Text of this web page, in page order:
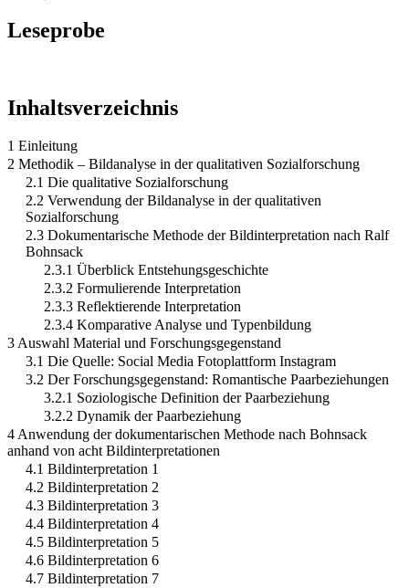
Leseprobe
Inhaltsverzeichnis
1 Einleitung
2 Methodik – Bildanalyse in der qualitativen Sozialforschung
2.1 Die qualitative Sozialforschung
2.2 Verwendung der Bildanalyse in der qualitativen
Sozialforschung
2.3 Dokumentarische Methode der Bildinterpretation nach Ralf
Bohnsack
2.3.1 Überblick Entstehungsgeschichte
2.3.2 Formulierende Interpretation
2.3.3 Reflektierende Interpretation
2.3.4 Komparative Analyse und Typenbildung
3 Auswahl Material und Forschungsgegenstand
3.1 Die Quelle: Social Media Fotoplattform Instagram
3.2 Der Forschungsgegenstand: Romantische Paarbeziehungen
3.2.1 Soziologische Definition der Paarbeziehung
3.2.2 Dynamik der Paarbeziehung
4 Anwendung der dokumentarischen Methode nach Bohnsack
anhand von acht Bildinterpretationen
4.1 Bildinterpretation 1
4.2 Bildinterpretation 2
4.3 Bildinterpretation 3
4.4 Bildinterpretation 4
4.5 Bildinterpretation 5
4.6 Bildinterpretation 6
4.7 Bildinterpretation 7